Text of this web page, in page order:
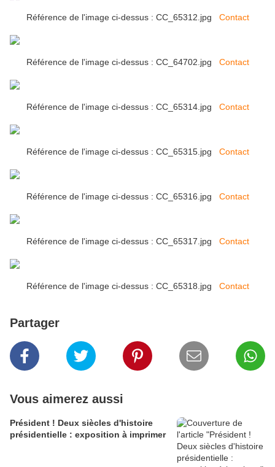
Référence de l'image ci-dessus : CC_65312.jpg Contact
Référence de l'image ci-dessus : CC_64702.jpg Contact
Référence de l'image ci-dessus : CC_65314.jpg Contact
Référence de l'image ci-dessus : CC_65315.jpg Contact
Référence de l'image ci-dessus : CC_65316.jpg Contact
Référence de l'image ci-dessus : CC_65317.jpg Contact
Référence de l'image ci-dessus : CC_65318.jpg Contact
Partager
Vous aimerez aussi
Président ! Deux siècles d'histoire
présidentielle : exposition à imprimer